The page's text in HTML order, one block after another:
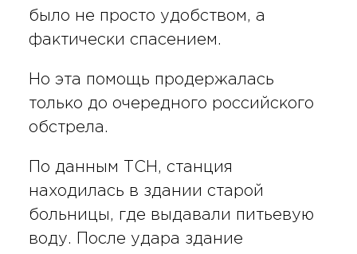
было не просто удобством, а
фактически спасением.
Но эта помощь продержалась
только до очередного российского
обстрела.
По данным ТСН, станция
находилась в здании старой
больницы, где выдавали питьевую
воду. После удара здание